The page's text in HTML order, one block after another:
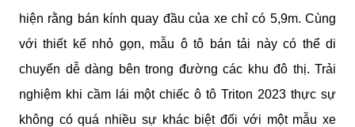
hiện rằng bán kính quay đầu của xe chỉ có 5,9m. Cùng
với thiết kế nhỏ gọn, mẫu ô tô bán tải này có thể di
chuyển dễ dàng bên trong đường các khu đô thị. Trải
nghiệm khi cầm lái một chiếc ô tô Triton 2023 thực sự
không có quá nhiều sự khác biệt đối với một mẫu xe